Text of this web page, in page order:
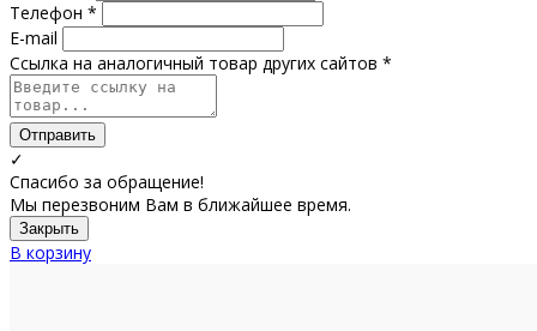
Телефон *
E-mail
Ссылка на аналогичный товар других сайтов *
Отправить
✓
Спасибо за обращение!
Мы перезвоним Вам в ближайшее время.
Закрыть
В корзину